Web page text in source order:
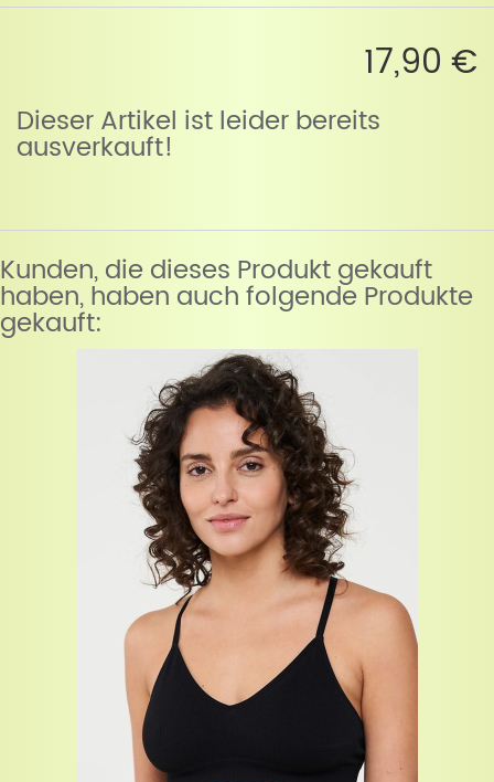
17,90 €
Dieser Artikel ist leider bereits
ausverkauft!
Kunden, die dieses Produkt gekauft
haben, haben auch folgende Produkte
gekauft: